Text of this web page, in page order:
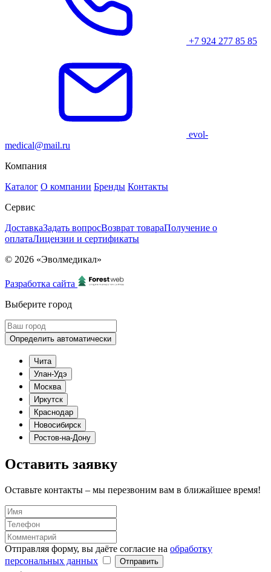
+7 924 277 85 85
evol-
medical@mail.ru
Компания
Каталог О компании Бренды Контакты
Сервис
ДоставкаЗадать вопросВозврат товараПолучение о
оплатаЛицензии и сертификаты
© 2026 «Эволмедикал»
Разработка сайта
Выберите город
Определить автоматически
Чита
Улан-Удэ
Москва
Иркутск
Краснодар
Новосибирск
Ростов-на-Дону
Оставить заявку
Оставьте контакты – мы перезвоним вам в ближайшее время!
Отправляя форму, вы даёте согласие на обработку
персональных данных
Отправить